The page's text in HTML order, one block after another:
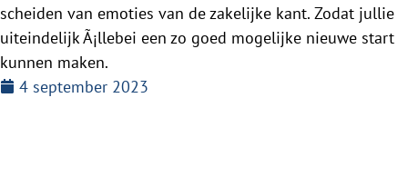
scheiden van emoties van de zakelijke kant. Zodat jullie
uiteindelijk Ã¡llebei een zo goed mogelijke nieuwe start
kunnen maken.
4 september 2023